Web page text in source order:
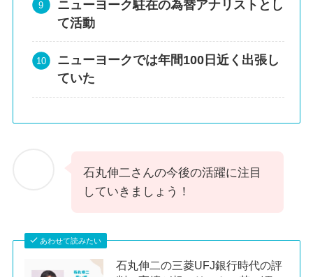
ニューヨーク駐在の為替アナリストとし
て活動
ニューヨークでは年間100日近く出張し
ていた
石丸伸二さんの今後の活躍に注目
していきましょう！
あわせて読みたい
石丸伸二の三菱UFJ銀行時代の評